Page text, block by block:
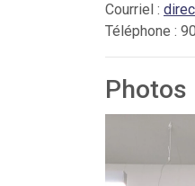
Courriel :
Téléphone :
Photos